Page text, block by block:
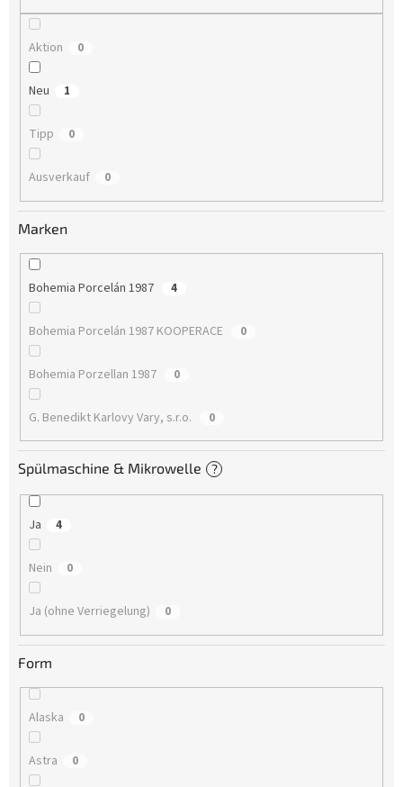
Aktion 0
Neu 1
Tipp 0
Ausverkauf 0
Marken
Bohemia Porcelán 1987 4
Bohemia Porcelán 1987 KOOPERACE 0
Bohemia Porzellan 1987 0
G. Benedikt Karlovy Vary, s.r.o. 0
Spülmaschine & Mikrowelle ?
Ja 4
Nein 0
Ja (ohne Verriegelung) 0
Form
Alaska 0
Astra 0